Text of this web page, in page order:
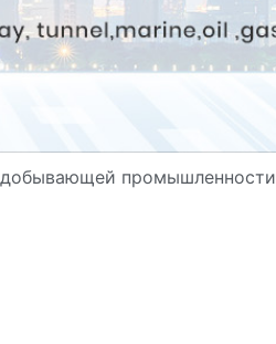
промышленности